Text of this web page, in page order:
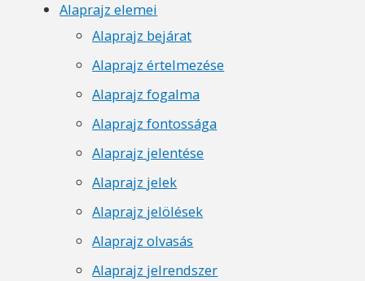
Alaprajz elemei
Alaprajz bejárat
Alaprajz értelmezése
Alaprajz fogalma
Alaprajz fontossága
Alaprajz jelentése
Alaprajz jelek
Alaprajz jelölések
Alaprajz olvasás
Alaprajz jelrendszer